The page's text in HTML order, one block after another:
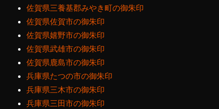
佐賀県三養基郡みやき町の御朱印
佐賀県佐賀市の御朱印
佐賀県嬉野市の御朱印
佐賀県武雄市の御朱印
佐賀県鹿島市の御朱印
兵庫県たつの市の御朱印
兵庫県三木市の御朱印
兵庫県三田市の御朱印